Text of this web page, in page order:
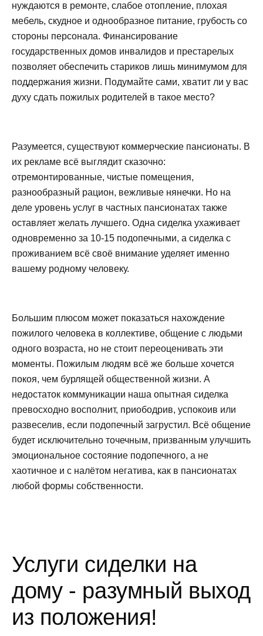
нуждаются в ремонте, слабое отопление, плохая
мебель, скудное и однообразное питание, грубость со
стороны персонала. Финансирование
государственных домов инвалидов и престарелых
позволяет обеспечить стариков лишь минимумом для
поддержания жизни. Подумайте сами, хватит ли у вас
духу сдать пожилых родителей в такое место?
Разумеется, существуют коммерческие пансионаты. В
их рекламе всё выглядит сказочно:
отремонтированные, чистые помещения,
разнообразный рацион, вежливые нянечки. Но на
деле уровень услуг в частных пансионатах также
оставляет желать лучшего. Одна сиделка ухаживает
одновременно за 10-15 подопечными, а сиделка с
проживанием всё своё внимание уделяет именно
вашему родному человеку.
Большим плюсом может показаться нахождение
пожилого человека в коллективе, общение с людьми
одного возраста, но не стоит переоценивать эти
моменты. Пожилым людям всё же больше хочется
покоя, чем бурлящей общественной жизни. А
недостаток коммуникации наша опытная сиделка
превосходно восполнит, приободрив, успокоив или
развеселив, если подопечный загрустил. Всё общение
будет исключительно точечным, призванным улучшить
эмоциональное состояние подопечного, а не
хаотичное и с налётом негатива, как в пансионатах
любой формы собственности.
Услуги сиделки на
дому - разумный выход
из положения!